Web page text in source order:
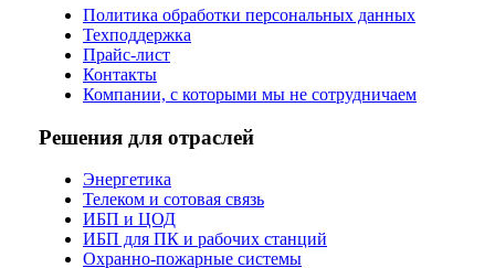
Политика обработки персональных данных
Техподдержка
Прайс-лист
Контакты
Компании, с которыми мы не сотрудничаем
Решения для отраслей
Энергетика
Телеком и сотовая связь
ИБП и ЦОД
ИБП для ПК и рабочих станций
Охранно-пожарные системы